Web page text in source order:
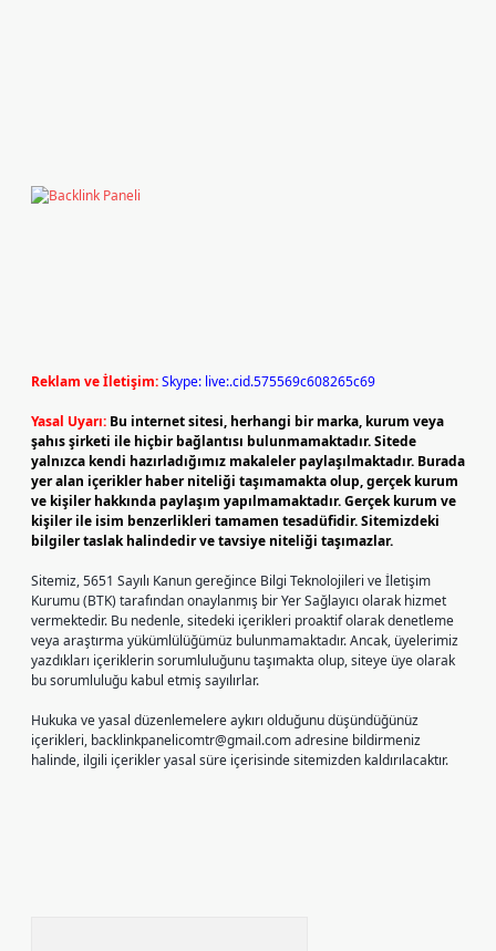
Reklam ve İletişim:Skype: live:.cid.575569c608265c69
Yasal Uyarı: Bu internet sitesi, herhangi bir marka, kurum veya
şahıs şirketi ile hiçbir bağlantısı bulunmamaktadır. Sitede
yalnızca kendi hazırladığımız makaleler paylaşılmaktadır. Burada
yer alan içerikler haber niteliği taşımamakta olup, gerçek kurum
ve kişiler hakkında paylaşım yapılmamaktadır. Gerçek kurum ve
kişiler ile isim benzerlikleri tamamen tesadüfidir. Sitemizdeki
bilgiler taslak halindedir ve tavsiye niteliği taşımazlar.
Sitemiz, 5651 Sayılı Kanun gereğince Bilgi Teknolojileri ve İletişim
Kurumu (BTK) tarafından onaylanmış bir Yer Sağlayıcı olarak hizmet
vermektedir. Bu nedenle, sitedeki içerikleri proaktif olarak denetleme
veya araştırma yükümlülüğümüz bulunmamaktadır. Ancak, üyelerimiz
yazdıkları içeriklerin sorumluluğunu taşımakta olup, siteye üye olarak
bu sorumluluğu kabul etmiş sayılırlar.
Hukuka ve yasal düzenlemelere aykırı olduğunu düşündüğünüz
içerikleri, backlinkpanelicomtr@gmail.comadresine bildirmeniz
halinde, ilgili içerikler yasal süre içerisinde sitemizden kaldırılacaktır.